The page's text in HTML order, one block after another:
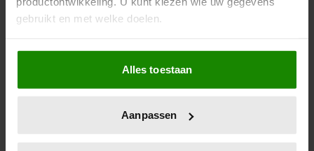
gebruikt en met welke doelen.
Als u het toestaat, willen we ook graag:
Informatie verzamelen over uw geografische
locatie, die tot een paar meter nauwkeurig kan zijn
scannen op specifieke eigenschappen (fingerprinting)
Alles toestaan
Aanpassen